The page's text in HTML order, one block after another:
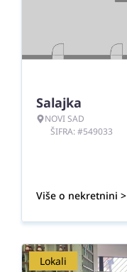
Salajka
NOVI SAD
ŠIFRA: #549033
Više o nekretnini >
Lokali